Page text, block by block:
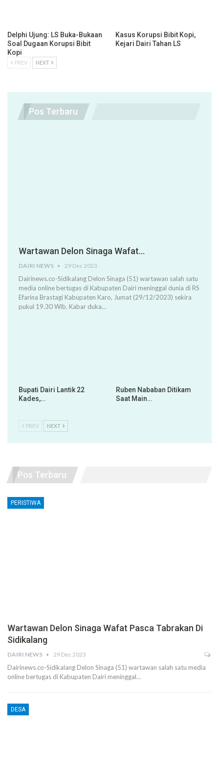
Delphi Ujung: LS Buka-Bukaan
Soal Dugaan Korupsi Bibit
Kopi
Kasus Korupsi Bibit Kopi,
Kejari Dairi Tahan LS
PREV NEXT
Pos Terbaru
Wartawan Delon Sinaga Wafat…
DAIRI NEWS 29 Dec 2023
Dairinews.co-Sidikalang Delon Sinaga (51) wartawan salah satu
media online bertugas di Kabupaten Dairi meninggal dunia di RS
Efarina Brastagi Kabupaten Karo, Jumat (29/12/2023) sekira
pukul 19.30 Wib. Kabar duka…
Bupati Dairi Lantik 22
Kades,…
Ruben Nababan Ditikam
Saat Main…
PREV NEXT
Pos Terbaru
PERISTIWA
Wartawan Delon Sinaga Wafat Pasca Tabrakan Di
Sidikalang
DAIRI NEWS 29 Dec 2023
Dairinews.co-Sidikalang Delon Sinaga (51) wartawan salah satu media
online bertugas di Kabupaten Dairi meninggal…
DESA